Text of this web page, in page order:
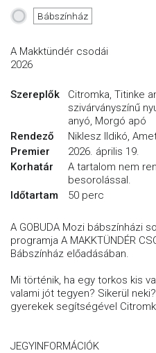
Bábszínház
A Makktündér csodái
2026
Szereplők
Citromka, Titinke
szivárványszínű
anyó, Morgó apó
Rendező
Niklesz Ildikó,
Premier
2026. április 19.
Korhatár
A tartalom nem
besorolással.
Időtartam
50 perc
A GOBUDA Mozi bábszínházi
programja A MAKKTÜNDÉR
Bábszínház előadásában.
Mi történik, ha egy torkos kis
valami jót tegyen? Sikerül
gyerekek segítségével
JEGYINFORMÁCIÓK